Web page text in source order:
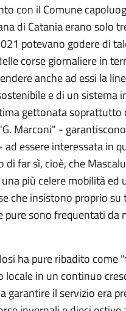
con il Comune
di Catania erano solo
potevano godere di
corse giornaliere in
anche ad essi la
e di un sistema
gettonata soprattutto
Marconi" -
essere interessata in
far sì, cioè, che
più celere mobilità ed
che insistono proprio su
pure sono frequentati da
ha pure ribadito
in un continuo
garantire il servizio era